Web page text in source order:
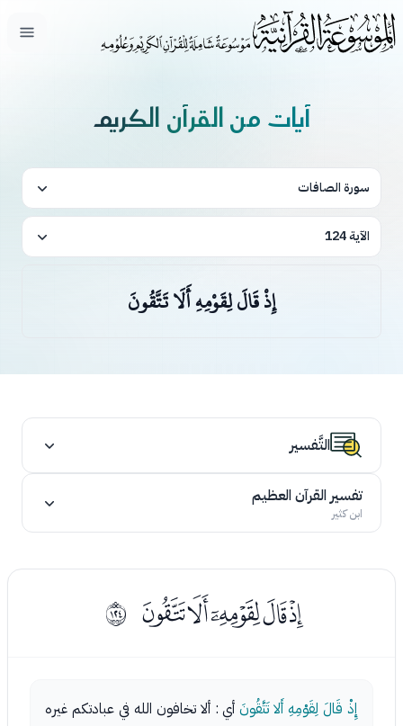
فتح
آيات من القرآن الكريم
سورة الصافات
الآية 124
إِذْ قَالَ لِقَوْمِهِ أَلَا تَتَّقُونَ
التَّفسير
تفسير القرآن العظيم
ابن كثير
ﯤﯥﯦﯧﯨ ﱻ
إِذْ قَالَ لِقَوْمِهِ أَلا تَتَّقُونَ أي : ألا تخافون الله في عبادتكم غيره